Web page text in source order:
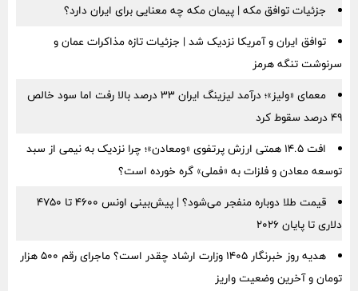
جزئیات توافق مکه | پیمان مکه چه معنایی برای ایران دارد؟
توافق ایران و آمریکا نزدیک شد | جزئیات تازه مذاکرات عمان و
سرنوشت تنگه هرمز
معمای «ولیز»؛ درآمد لیزینگ ایران ۳۳ درصد بالا رفت اما سود خالص
۴۹ درصد سقوط کرد
افت ۱۴.۵ همتی ارزش پرتفوی «ومعادن»؛ چرا نزدیک به نیمی از سبد
توسعه معادن و فلزات به «فملی» گره خورده است؟
قیمت طلا دوباره منفجر می‌شود؟ | پیش‌بینی اونس ۴۶۰۰ تا ۴۷۵۰
دلاری تا پایان ۲۰۲۶
هدیه روز خبرنگار ۱۴۰۵ وزارت ارشاد چقدر است؟ ماجرای رقم ۵۰۰ هزار
تومان و آخرین وضعیت واریز